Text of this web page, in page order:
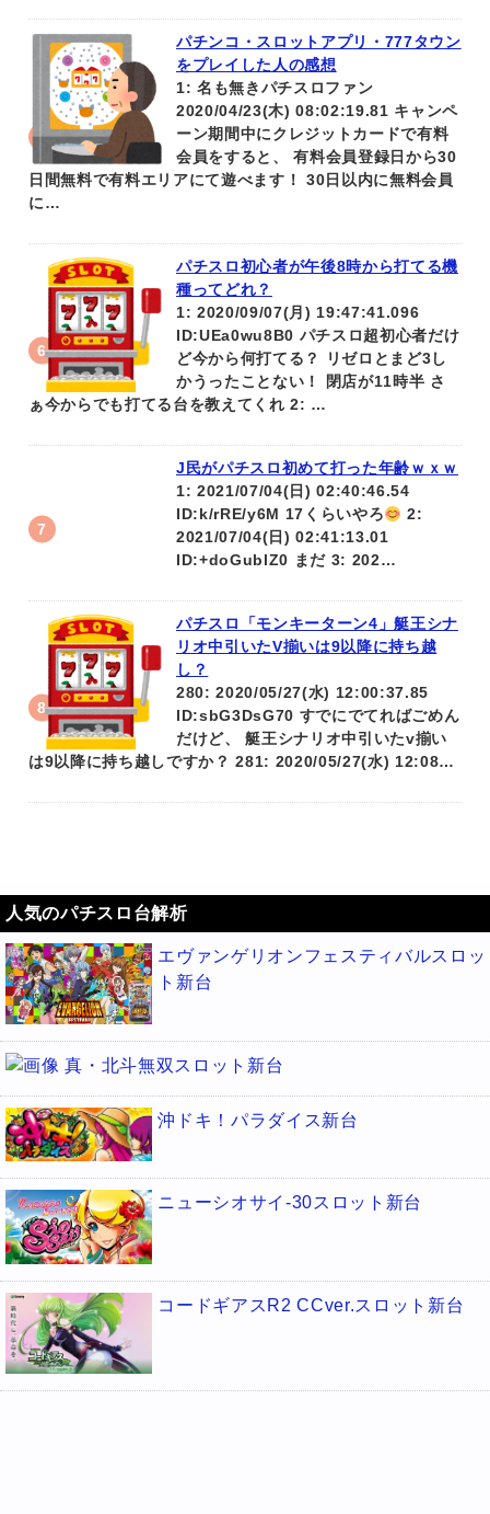
パチンコ・スロットアプリ・777タウン
をプレイした人の感想
1: 名も無きパチスロファン
2020/04/23(木) 08:02:19.81 キャンペ
ーン期間中にクレジットカードで有料
会員をすると、 有料会員登録日から30
日間無料で有料エリアにて遊べます！ 30日以内に無料会員
に…
パチスロ初心者が午後8時から打てる機
種ってどれ？
1: 2020/09/07(月) 19:47:41.096
ID:UEa0wu8B0 パチスロ超初心者だけ
ど今から何打てる？ リゼロとまど3し
かうったことない！ 閉店が11時半 さ
ぁ今からでも打てる台を教えてくれ 2: …
J民がパチスロ初めて打った年齢ｗｘｗ
1: 2021/07/04(日) 02:40:46.54
ID:k/rRE/y6M 17くらいやろ
2:
2021/07/04(日) 02:41:13.01
ID:+doGublZ0 まだ 3: 202…
パチスロ「モンキーターン4」艇王シナ
リオ中引いたV揃いは9以降に持ち越
し？
280: 2020/05/27(水) 12:00:37.85
ID:sbG3DsG70 すでにでてればごめん
だけど、 艇王シナリオ中引いたv揃い
は9以降に持ち越しですか？ 281: 2020/05/27(水) 12:08…
人気のパチスロ台解析
エヴァンゲリオンフェスティバルスロッ
ト新台
真・北斗無双スロット新台
沖ドキ！パラダイス新台
ニューシオサイ-30スロット新台
コードギアスR2 CCver.スロット新台